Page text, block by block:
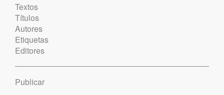
Textos
Títulos
Autores
Etiquetas
Editores
Publicar